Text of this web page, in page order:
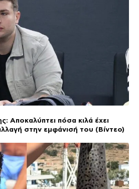
Αποκαλύπτει πόσα κιλά έχει
στην εμφάνισή του (Βίντεο)